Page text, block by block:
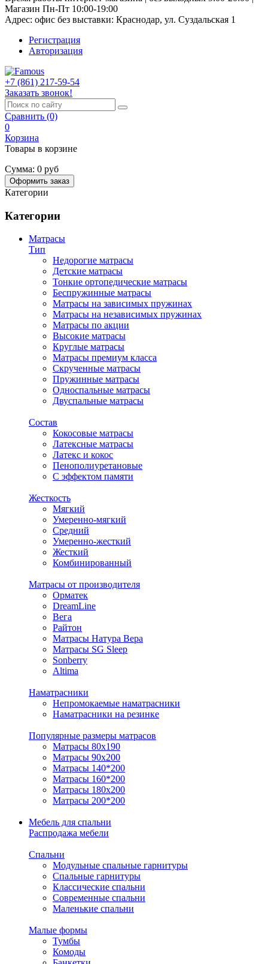
Магазин Пн-Пт 10:00-19:00
Адрес: офис без выставки: Краснодар, ул. Суздальская 1
Регистрация
Авторизация
+7 (861) 217-59-54
Заказать звонок!
Сравнить (0)
0
Корзина
Товары в корзине
Сумма: 0 руб
Оформить заказ
Категории
Категории
Матрасы
Тип
Недорогие матрасы
Детские матрасы
Тонкие ортопедические матрасы
Беспружинные матрасы
Матрасы на зависимых пружинах
Матрасы на независимых пружинах
Матрасы по акции
Высокие матрасы
Круглые матрасы
Матрасы премиум класса
Скрученные матрасы
Пружинные матрасы
Односпальные матрасы
Двуспальные матрасы
Состав
Кокосовые матрасы
Латексные матрасы
Латекс и кокос
Пенополиуретановые
С эффектом памяти
Жесткость
Мягкий
Умеренно-мягкий
Средний
Умеренно-жесткий
Жесткий
Комбинированный
Матрасы от производителя
Орматек
DreamLine
Вега
Райтон
Матрасы Натура Вера
Матрасы SG Sleep
Sonberry
Altima
Наматрасники
Непромокаемые наматрасники
Наматрасники на резинке
Популярные размеры матрасов
Матрасы 80x190
Матрасы 90x200
Матрасы 140*200
Матрасы 160*200
Матрасы 180x200
Матрасы 200*200
Мебель для спальни
Распродажа мебели
Спальни
Модульные спальные гарнитуры
Спальные гарнитуры
Классические спальни
Современные спальни
Маленькие спальни
Малые формы
Тумбы
Комоды